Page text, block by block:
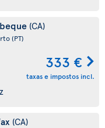
(CA)
(PT)
333 €
taxas e impostos incl.
(CA)